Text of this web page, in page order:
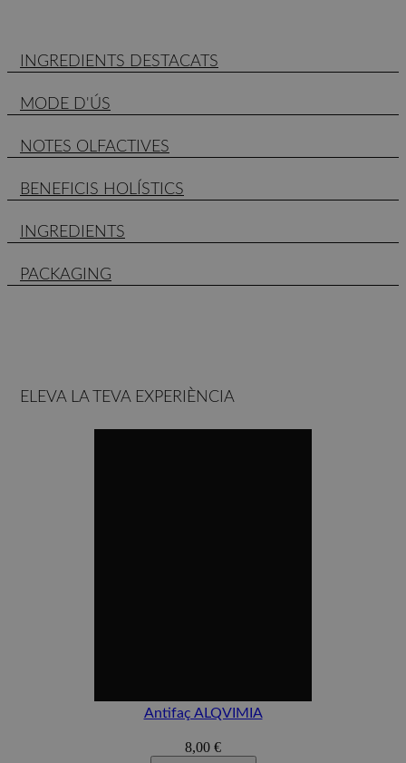
INGREDIENTS DESTACATS
MODE D'ÚS
NOTES OLFACTIVES
BENEFICIS HOLÍSTICS
INGREDIENTS
PACKAGING
ELEVA LA TEVA EXPERIÈNCIA
Antifaç ALQVIMIA
8,00 €